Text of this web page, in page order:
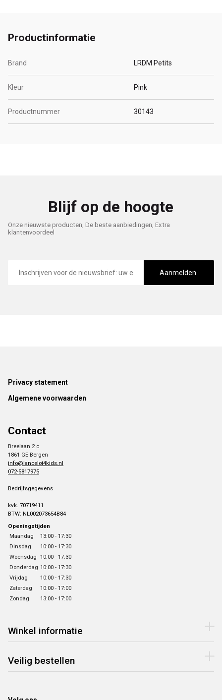
Productinformatie
Brand LRDM Petits
Kleur Pink
Productnummer 30143
Blijf op de hoogte
Onze nieuwste producten, De beste aanbiedingen, Extra
klantenvoordeel
mailadres
Aanmelden
Footer
Privacy statement
Algemene voorwaarden
Contact
Breelaan 2 c
1861 GE Bergen
info@lancelot4kids.nl
072-5817975
Bedrijfsgegevens
kvk. 70719411
BTW: NL002073654B84
Openingstijden
Maandag
13:00 - 17:30
Dinsdag
10:00 - 17:30
Woensdag 10:00 - 17:30
Donderdag 10:00 - 17:30
Vrijdag
10:00 - 17:30
Zaterdag
10:00 - 17:00
Zondag
13:00 - 17:00
Winkel informatie
Veilig bestellen